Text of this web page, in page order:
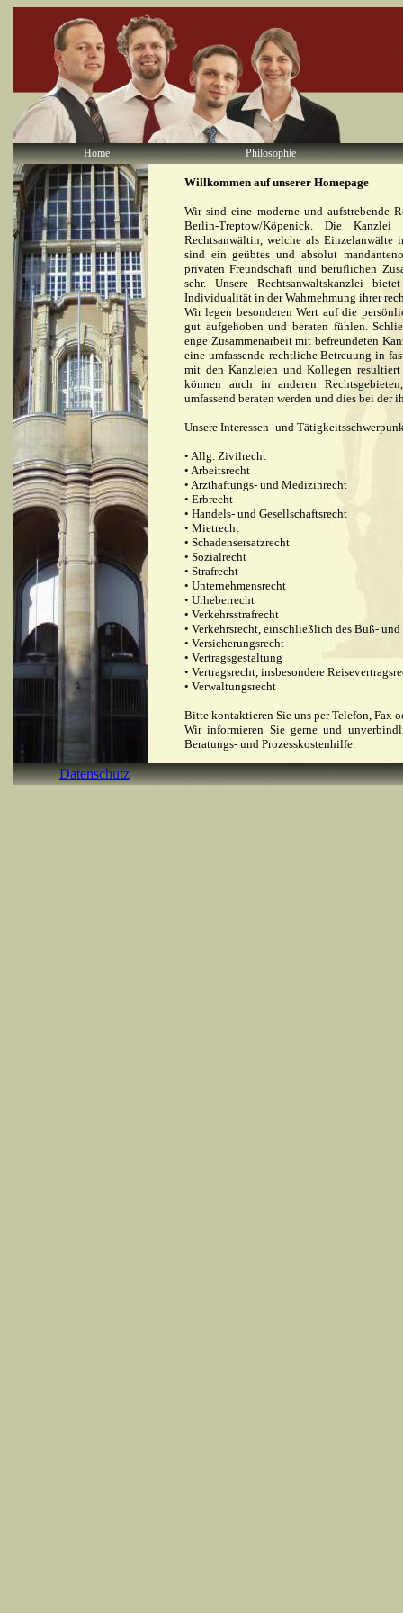
Home Philosophie
Willkommen auf unserer Homepage
Wir sind eine moderne und aufstrebende
Berlin-Treptow/Köpenick. Die
Rechtsanwältin, welche als Einzelanwälte
sind ein geübtes und absolut
privaten Freundschaft und beruflichen
sehr. Unsere Rechtsanwaltskanzlei
Individualität in der Wahrnehmung ihrer
Wir legen besonderen Wert auf die
gut aufgehoben und beraten fühlen.
enge Zusammenarbeit mit befreundeten
eine umfassende rechtliche Betreuung in
mit den Kanzleien und Kollegen
können auch in anderen
umfassend beraten werden und dies bei der
Unsere Interessen- und
• Allg. Zivilrecht
• Arbeitsrecht
• Arzthaftungs- und Medizinrecht
• Erbrecht
• Handels- und Gesellschaftsrecht
• Mietrecht
• Schadensersatzrecht
• Sozialrecht
• Strafrecht
• Unternehmensrecht
• Urheberrecht
• Verkehrsstrafrecht
• Verkehrsrecht, einschließlich des Buß-
• Versicherungsrecht
• Vertragsgestaltung
• Vertragsrecht, insbesondere
• Verwaltungsrecht
Bitte kontaktieren Sie uns per Telefon, Fax
Wir informieren Sie gerne und
Beratungs- und Prozesskostenhilfe.
Datenschutz